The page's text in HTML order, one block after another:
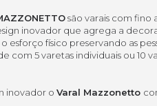
são varais com fino
inovador que agrega a
esforço físico preservando as
com 5 varetas individuais ou 10
inovador o Varal Mazzonetto